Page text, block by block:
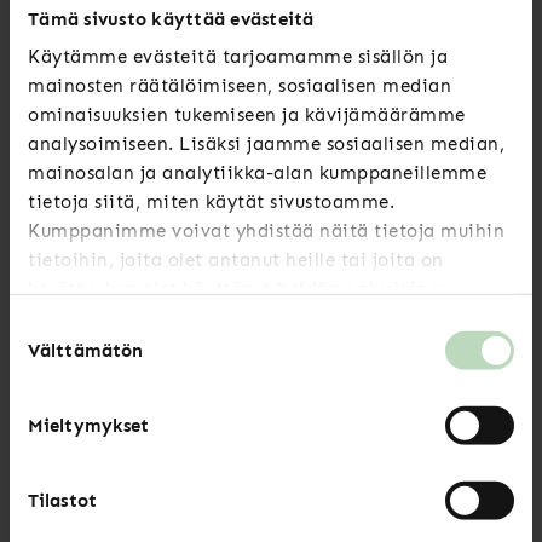
Tämä sivusto käyttää evästeitä
Käytämme evästeitä tarjoamamme sisällön ja
mainosten räätälöimiseen, sosiaalisen median
ominaisuuksien tukemiseen ja kävijämäärämme
analysoimiseen. Lisäksi jaamme sosiaalisen median,
mainosalan ja analytiikka-alan kumppaneillemme
tietoja siitä, miten käytät sivustoamme.
Kumppanimme voivat yhdistää näitä tietoja muihin
tietoihin, joita olet antanut heille tai joita on
kerätty, kun olet käyttänyt heidän palvelujaan.
valinta
Välttämätön
Mieltymykset
Tilastot
Tes/Ves-neuvonta
Jos kaipaat työ- tai virkaehtosopimuksen
tulkintaan apua, Akavan Erityisalojen lakimiehet ja
neuvottelupäälliköt neuvovat sinua mielellään.
TES/VES-NEUVONTA
Puhu rohkeasti palkastasi
Palkasta kannattaa puhua! YTN:n opas kertoo
palkkaukseen vaikuttavista tekijöistä ja antaa